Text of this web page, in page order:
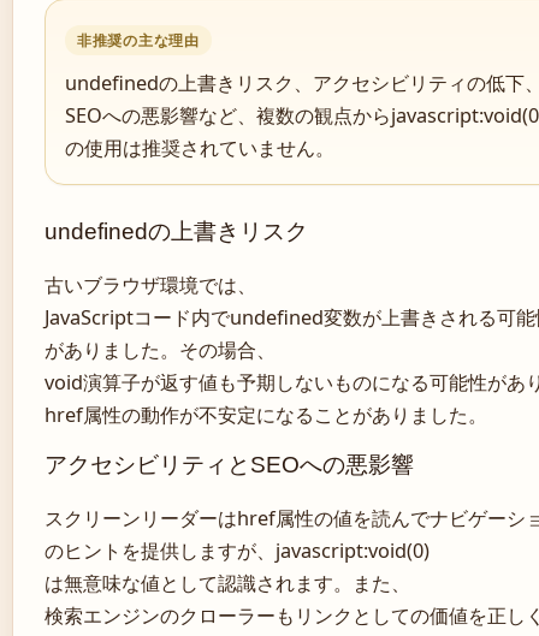
非推奨の主な理由
undefinedの上書きリスク、アクセシビリティの低下
SEOへの悪影響など、複数の観点から
の使用は推奨されていません。
undefinedの上書きリスク
古いブラウザ環境では、
JavaScriptコード内でundefined変数が上書きされる可
がありました。その場合、
void演算子が返す値も予期しないものになる可能性があ
href属性の動作が不安定になることがありました。
アクセシビリティとSEOへの悪影響
スクリーンリーダーはhref属性の値を読んでナビゲーシ
のヒントを提供しますが、javascript:void(0)
は無意味な値として認識されます。また、
検索エンジンのクローラーもリンクとしての価値を正し